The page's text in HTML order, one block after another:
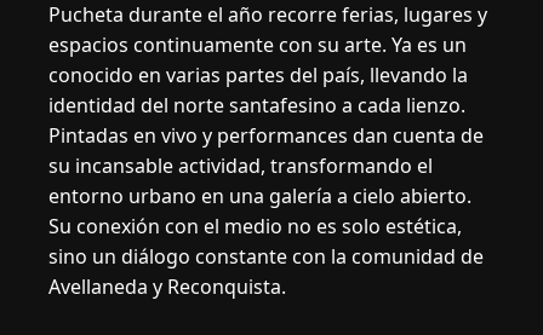
Pucheta durante el año recorre ferias, lugares y
espacios continuamente con su arte. Ya es un
conocido en varias partes del país, llevando la
identidad del norte santafesino a cada lienzo.
Pintadas en vivo y performances dan cuenta de
su incansable actividad, transformando el
entorno urbano en una galería a cielo abierto.
Su conexión con el medio no es solo estética,
sino un diálogo constante con la comunidad de
Avellaneda y Reconquista.